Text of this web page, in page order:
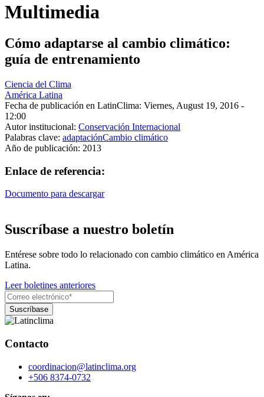
Multimedia
Cómo adaptarse al cambio climático:
guía de entrenamiento
Ciencia del Clima
América Latina
Fecha de publicación en LatinClima: Viernes, August 19, 2016 -
12:00
Autor institucional: Conservación Internacional
Palabras clave: adaptaciónCambio climático
Año de publicación: 2013
Enlace de referencia:
Documento para descargar
Suscríbase a nuestro boletín
Entérese sobre todo lo relacionado con cambio climático en América
Latina.
Leer boletines anteriores
Contacto
coordinacion@latinclima.org
+506 8374-0732